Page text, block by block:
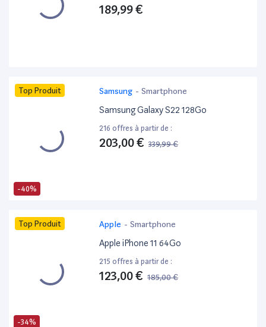
189,99 €
-40%
Top Produit Samsung - Smartphone
Samsung Galaxy S22 128Go
216 offres à partir de :
203,00 € 339,99 €
-34%
Top Produit Apple - Smartphone
Apple iPhone 11 64Go
215 offres à partir de :
123,00 € 185,00 €